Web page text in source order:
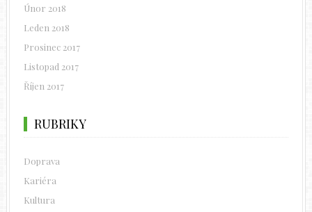
Únor 2018
Leden 2018
Prosinec 2017
Listopad 2017
Říjen 2017
RUBRIKY
Doprava
Kariéra
Kultura